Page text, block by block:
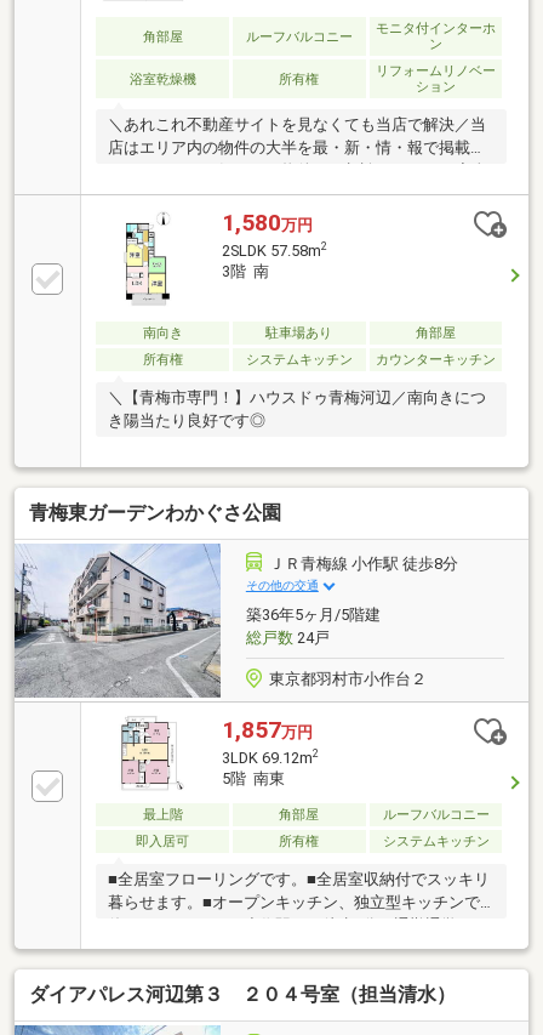
角部屋 ルーフバルコニー
モニタ付インターホ
ン
浴室乾燥機 所有権
リフォームリノベー
ション
＼あれこれ不動産サイトを見なくても当店で解決／当
店はエリア内の物件の大半を最・新・情・報で掲載！
居室収納◆宅配BOX◆眺望良好◆2面バルコニー◆コ
ンビニまで徒歩約3分◆スーパーまで徒歩約5分◆ドラ
ッグストアまで徒歩約4分
1,580万円
2SLDK 57.58m2
3階 南
南向き 駐車場あり
角部屋
所有権
システムキッチン カウンターキッチン
＼【青梅市専門！】ハウスドゥ青梅河辺／南向きにつ
き陽当たり良好です◎
青梅東ガーデンわかぐさ公園
ＪＲ青梅線 小作駅 徒歩8分
その他の交通
築36年5ヶ月/5階建
総戸数24戸
東京都羽村市小作台２
1,857万円
3LDK 69.12m2
5階 南東
最上階 角部屋
ルーフバルコニー
即入居可
所有権 システムキッチン
■全居室フローリングです。■全居室収納付でスッキリ
暮らせます。■オープンキッチン、独立型キッチンで
とても便利です。■オートロックなどセキュリティも
充実。お客様一人一人に合わせたライフプランのご提
案をさせていただきます。資金計画、住宅ローン等に
ついてもお気軽にご相談ください。お問い合わせ、お
ダイアパレス河辺第３ ２０４号室（担当清水）